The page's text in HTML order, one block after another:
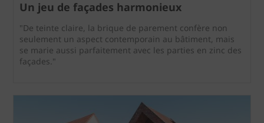
Un jeu de façades harmonieux
"De teinte claire, la brique de parement confère non
seulement un aspect contemporain au bâtiment, mais
se marie aussi parfaitement avec les parties en zinc des
façades."